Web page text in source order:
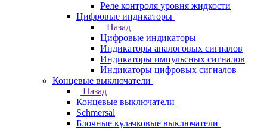
Реле контроля уровня жидкости
Цифровые индикаторы
Назад
Цифровые индикаторы
Индикаторы аналоговых сигналов
Индикаторы импульсных сигналов
Индикаторы цифровых сигналов
Концевые выключатели
Назад
Концевые выключатели
Schmersal
Блочные кулачковые выключатели